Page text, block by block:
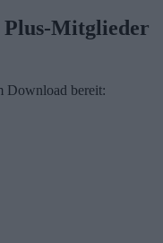
Plus-Mitglieder
Download bereit: